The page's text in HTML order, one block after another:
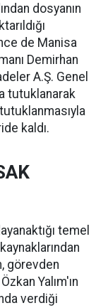
dosyanın
de Manisa
Demirhan
A.Ş. Genel
tutuklanarak
kaldı.
temel
görevden
Yalım'ın
verdiği